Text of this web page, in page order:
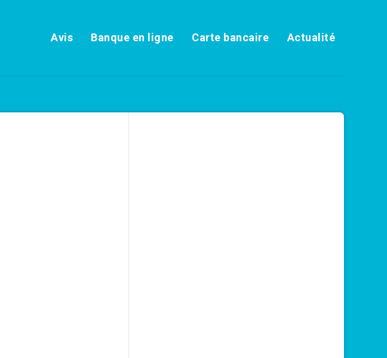
Avis Banque en ligne Carte bancaire Actualité